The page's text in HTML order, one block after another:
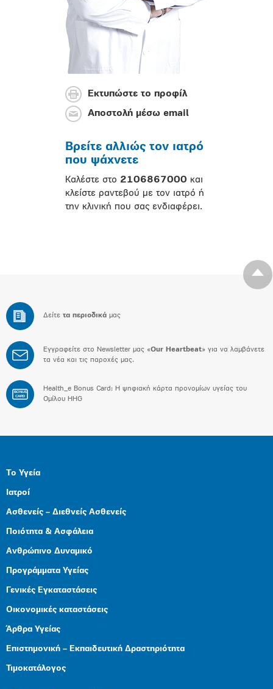
Εκτυπώστε το προφίλ
Αποστολή μέσω email
Βρείτε αλλιώς τον ιατρό
που ψάχνετε
Καλέστε στο 2106867000 και
κλείστε ραντεβού με τον ιατρό ή
την κλινική που σας ενδιαφέρει.
Δείτε τα περιοδικά μας
Εγγραφείτε στο Newsletter μας «Our Heartbeat» για να λαμβάνετε
τα νέα και τις παροχές μας.
BONUS
CARD
Health_e Bonus Card: H ψηφιακή κάρτα προνομίων υγείας του
Ομίλου HHG
Το Υγεία
Ιατροί
Ασθενείς – Διεθνείς Ασθενείς
Ποιότητα & Ασφάλεια
Ανθρώπινο Δυναμικό
Προγράμματα Υγείας
Γενικές Εγκαταστάσεις
Οικονομικές καταστάσεις
Άρθρα Υγείας
Επιστημονική – Εκπαιδευτική Δραστηριότητα
Τιμοκατάλογος